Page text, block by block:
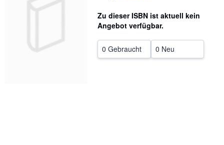
SCHLIESSEN
Zu dieser ISBN ist aktuell kein
Angebot verfügbar.
0 Gebraucht 0 Neu